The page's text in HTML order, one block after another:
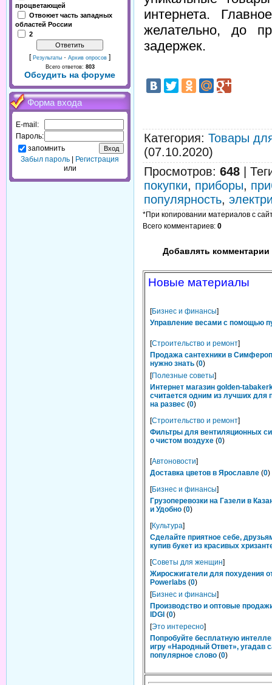
процветающей
Отвоюет часть западных
областей России
2
[ Результаты · Архив опросов ]
Всего ответов: 803
Обсудить на форуме
Форма входа
E-mail:
Пароль:
запомнить
Забыл пароль
Регистрация
или
интернета.
желательно, до
задержек.
Категория: Товары
(07.10.2020)
Просмотров: 648
покупки, приборы,
популярность,
*При копировании материалов с
Всего комментариев: 0
Добавлять комментарии
Новые материалы
[Бизнес и финансы]
Управление весами с помощью
[Строительство и ремонт]
Продажа сантехники в
нужно знать (0)
[Полезные советы]
Интернет магазин golden-
считается одним из лучших для
на развес (0)
[Строительство и ремонт]
Фильтры для вентиляционных
о чистом воздухе (0)
[Автоновости]
Доставка цветов в Ярославле (0)
[Бизнес и финансы]
Грузоперевозки на Газели в
и Удобно (0)
[Культура]
Сделайте приятное себе,
купив букет из красивых
[Советы для женщин]
Жиросжигатели для похудения
Powerlabs (0)
[Бизнес и финансы]
Производство и оптовые
IDGI (0)
[Это интересно]
Попробуйте бесплатную
игру «Народный Ответ», угадав
популярное слово (0)